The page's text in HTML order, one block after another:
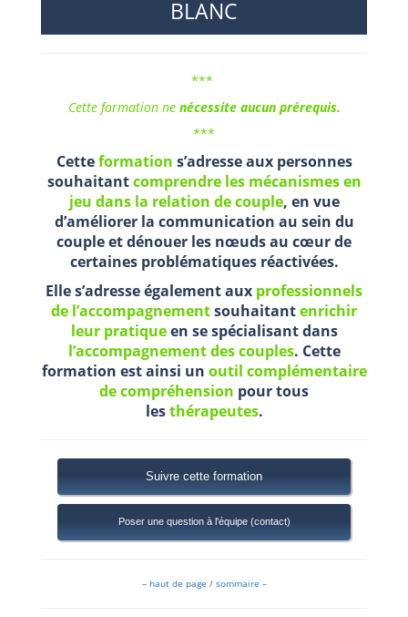
***
Cette formationne nécessite aucun prérequis.
***
Cetteformation s’adresse aux personnes
souhaitantcomprendre les mécanismes en
jeu dans la relation de couple, en vue
d’améliorer la communication au sein du
couple et dénouer les nœuds au cœur de
certaines problématiques réactivées.
Elle s’adresse également aux professionnels
de l’accompagnementsouhaitantenrichir
leur pratiqueen se spécialisant dans
l’accompagnement des couples. Cette
formation est ainsi un outil complémentaire
de compréhension pour tous
lesthérapeutes.
Suivre cette formation
Poser une question à l'équipe (contact)
– haut de page / sommaire –